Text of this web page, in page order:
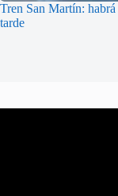
Tren San Martín:
tarde